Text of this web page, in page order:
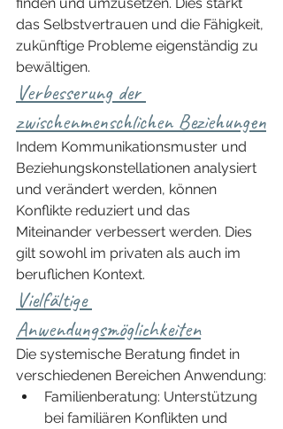
das Selbstvertrauen und die Fähigkeit,
zukünftige Probleme eigenständig zu
bewältigen.
Verbesserung der
zwischenmenschlichen Beziehungen
Indem Kommunikationsmuster und
Beziehungskonstellationen analysiert
und verändert werden, können
Konflikte reduziert und das
Miteinander verbessert werden. Dies
gilt sowohl im privaten als auch im
beruflichen Kontext.
Vielfältige
Anwendungsmöglichkeiten
Die systemische Beratung findet in
verschiedenen Bereichen Anwendung:
Familienberatung: Unterstützung
bei familiären Konflikten und